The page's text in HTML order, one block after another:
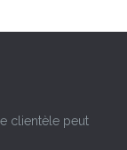
clientèle peut